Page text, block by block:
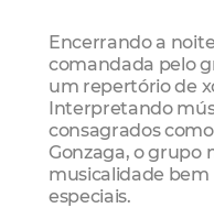
Encerrando a
comandada pelo
um repertório de
Interpretando
consagrados
Gonzaga, o grupo
musicalidade
especiais.